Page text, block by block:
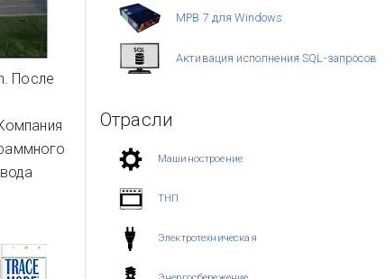
После
МРВ 7 для Windows
Активация исполнения SQL-запросов
Отрасли
Машиностроение
ТНП
Электротехническая